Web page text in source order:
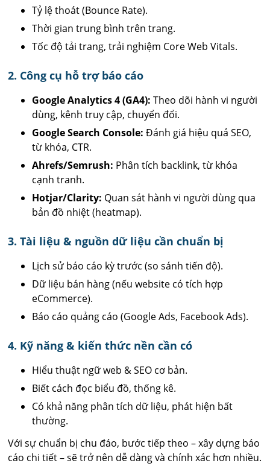
Tỷ lệ thoát (Bounce Rate).
Thời gian trung bình trên trang.
Tốc độ tải trang, trải nghiệm Core Web Vitals.
2. Công cụ hỗ trợ báo cáo
Google Analytics 4 (GA4): Theo dõi hành vi người
dùng, kênh truy cập, chuyển đổi.
Google Search Console: Đánh giá hiệu quả SEO,
từ khóa, CTR.
Ahrefs/Semrush: Phân tích backlink, từ khóa
cạnh tranh.
Hotjar/Clarity: Quan sát hành vi người dùng qua
bản đồ nhiệt (heatmap).
3. Tài liệu & nguồn dữ liệu cần chuẩn bị
Lịch sử báo cáo kỳ trước (so sánh tiến độ).
Dữ liệu bán hàng (nếu website có tích hợp
eCommerce).
Báo cáo quảng cáo (Google Ads, Facebook Ads).
4. Kỹ năng & kiến thức nền cần có
Hiểu thuật ngữ web & SEO cơ bản.
Biết cách đọc biểu đồ, thống kê.
Có khả năng phân tích dữ liệu, phát hiện bất
thường.
Với sự chuẩn bị chu đáo, bước tiếp theo – xây dựng báo
cáo chi tiết – sẽ trở nên dễ dàng và chính xác hơn nhiều.